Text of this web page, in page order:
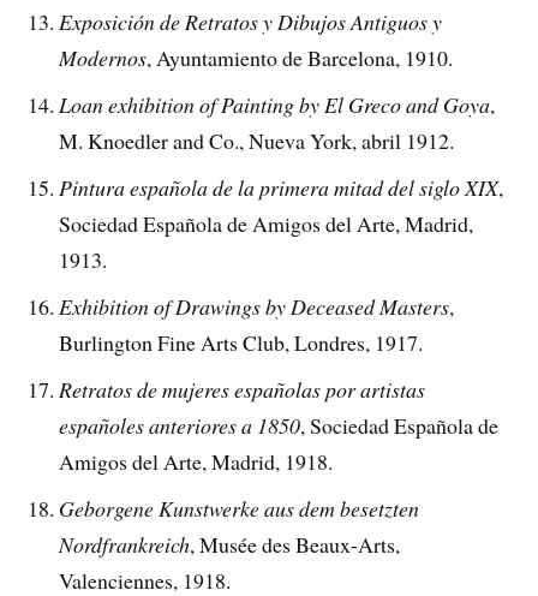
Exposición de Retratos y Dibujos Antiguos y
Modernos, Ayuntamiento de Barcelona, 1910.
Loan exhibition of Painting by El Greco and Goya,
M. Knoedler and Co., Nueva York, abril 1912.
Pintura española de la primera mitad del siglo XIX,
Sociedad Española de Amigos del Arte, Madrid,
1913.
Exhibition of Drawings by Deceased Masters,
Burlington Fine Arts Club, Londres, 1917.
Retratos de mujeres españolas por artistas
españoles anteriores a 1850, Sociedad Española de
Amigos del Arte, Madrid, 1918.
Geborgene Kunstwerke aus dem besetzten
Nordfrankreich, Musée des Beaux-Arts,
Valenciennes, 1918.